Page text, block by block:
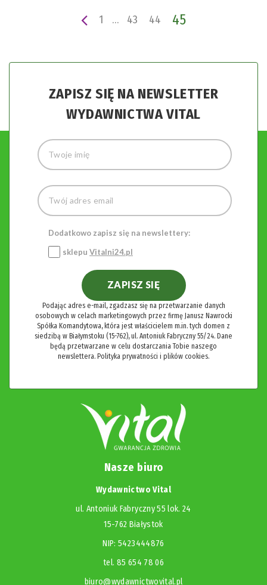
1 … 43 44 45
ZAPISZ SIĘ NA NEWSLETTER
WYDAWNICTWA VITAL
Dodatkowo zapisz się na newslettery:
sklepu Vitalni24.pl
ZAPISZ SIĘ
Podając adres e-mail, zgadzasz się na przetwarzanie danych
osobowych w celach marketingowych przez firmę Janusz Nawrocki
Spółka Komandytowa, która jest właścicielem m.in. tych domen z
siedzibą w Białymstoku (15-762), ul. Antoniuk Fabryczny 55/24. Dane
będą przetwarzane w celu dostarczania Tobie naszego
newslettera. Polityka prywatności i plików cookies.
Nasze biuro
Wydawnictwo Vital
ul. Antoniuk Fabryczny 55 lok. 24
15-762 Białystok
NIP: 5423444876
tel. 85 654 78 06
biuro@wydawnictwovital.pl